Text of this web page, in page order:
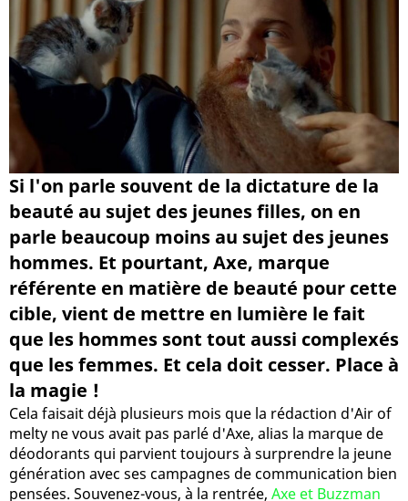
Si l'on parle souvent de la dictature de la
beauté au sujet des jeunes filles, on en
parle beaucoup moins au sujet des jeunes
hommes. Et pourtant, Axe, marque
référente en matière de beauté pour cette
cible, vient de mettre en lumière le fait
que les hommes sont tout aussi complexés
que les femmes. Et cela doit cesser. Place à
la magie !
Cela faisait déjà plusieurs mois que la rédaction d'Air of
melty ne vous avait pas parlé d'Axe, alias la marque de
déodorants qui parvient toujours à surprendre la jeune
génération avec ses campagnes de communication bien
pensées. Souvenez-vous, à la rentrée, Axe et Buzzman